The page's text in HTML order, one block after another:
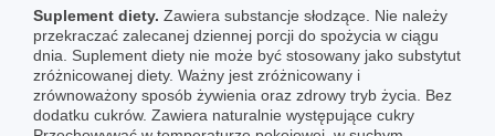
Suplement diety. Zawiera substancje słodzące. Nie należy
przekraczać zalecanej dziennej porcji do spożycia w ciągu
dnia. Suplement diety nie może być stosowany jako substytut
zróżnicowanej diety. Ważny jest zróżnicowany i
zrównoważony sposób żywienia oraz zdrowy tryb życia. Bez
dodatku cukrów. Zawiera naturalnie występujące cukry